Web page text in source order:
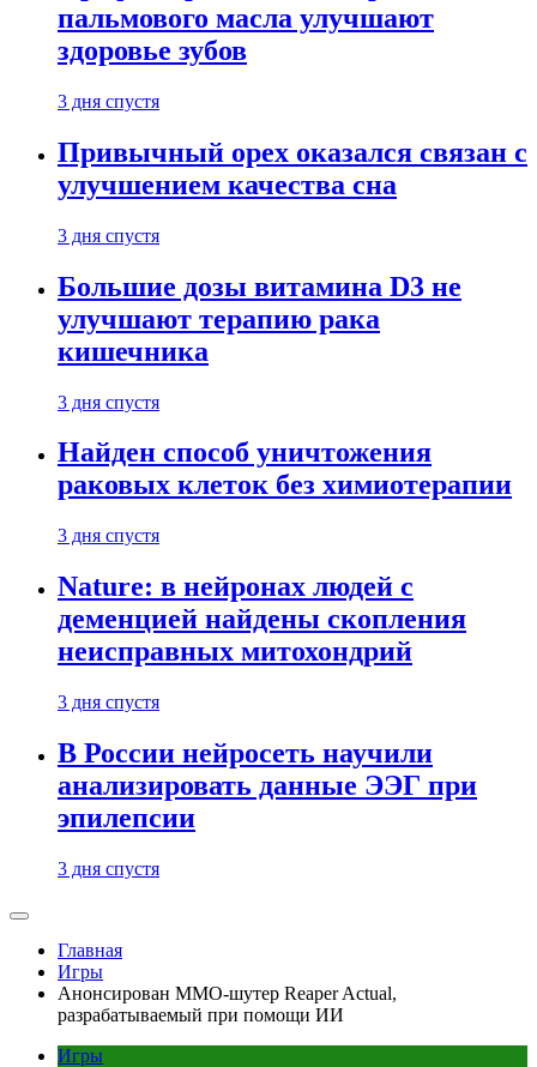
пальмового масла улучшают
здоровье зубов
3 дня спустя
Привычный орех оказался связан с
улучшением качества сна
3 дня спустя
Большие дозы витамина D3 не
улучшают терапию рака
кишечника
3 дня спустя
Найден способ уничтожения
раковых клеток без химиотерапии
3 дня спустя
Nature: в нейронах людей с
деменцией найдены скопления
неисправных митохондрий
3 дня спустя
В России нейросеть научили
анализировать данные ЭЭГ при
эпилепсии
3 дня спустя
Главная
Игры
Анонсирован MMO-шутер Reaper Actual,
разрабатываемый при помощи ИИ
Игры